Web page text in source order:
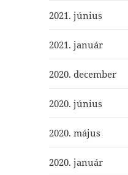
2021. június
2021. január
2020. december
2020. június
2020. május
2020. január